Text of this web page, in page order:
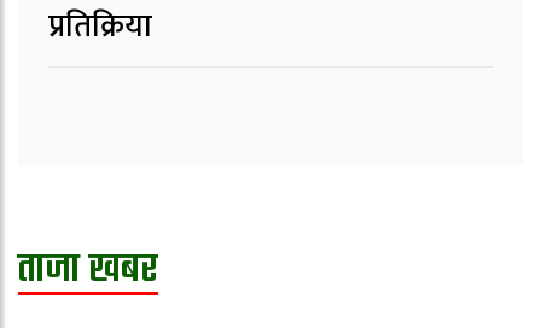
प्रतिक्रिया
ताजा खबर